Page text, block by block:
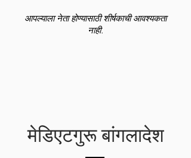
आपल्याला नेता होण्यासाठी शीर्षकाची आवश्यकता
नाही.
मेडिएटगुरू बांगलादेश